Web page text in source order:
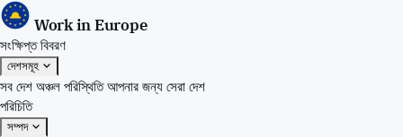
Work in Europe
সংক্ষিপ্ত বিবরণ
দেশসমূহ
সব দেশ অঞ্চল পরিস্থিতিআপনার জন্য সেরা দেশ
পরিচিতি
সম্পদ